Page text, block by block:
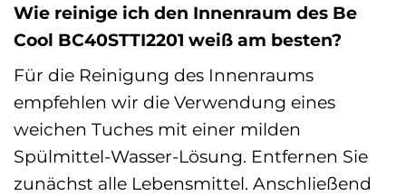
Wie reinige ich den Innenraum des Be
Cool BC40STTI2201 weiß am besten?
Für die Reinigung des Innenraums
empfehlen wir die Verwendung eines
weichen Tuches mit einer milden
Spülmittel-Wasser-Lösung. Entfernen Sie
zunächst alle Lebensmittel. Anschließend